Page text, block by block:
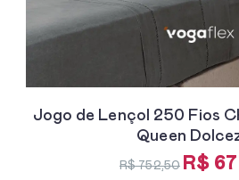
Jogo de Lençol 250 Fios
Queen
R$ 752,50 R$